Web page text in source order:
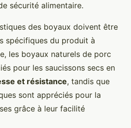
sécurité alimentaire.
des boyaux doivent être
spécifiques du produit à
les boyaux naturels de porc
pour les saucissons secs en
et résistance, tandis que
sont appréciés pour la
grâce à leur facilité